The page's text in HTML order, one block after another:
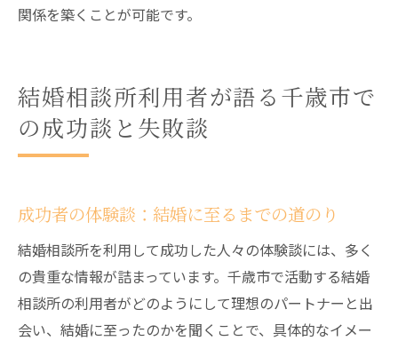
関係を築くことが可能です。
結婚相談所利用者が語る千歳市で
の成功談と失敗談
成功者の体験談：結婚に至るまでの道のり
結婚相談所を利用して成功した人々の体験談には、多く
の貴重な情報が詰まっています。千歳市で活動する結婚
相談所の利用者がどのようにして理想のパートナーと出
会い、結婚に至ったのかを聞くことで、具体的なイメー